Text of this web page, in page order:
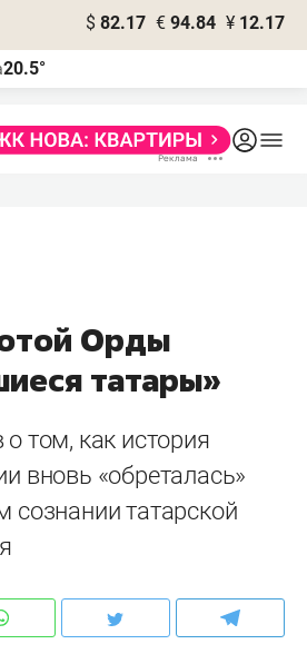
$ 82.17 € 94.84 ¥ 12.17
20.5°
Орды
татары»
том, как история
вновь «обреталась»
сознании татарской